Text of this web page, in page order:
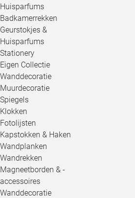
Huisparfums
Badkamerrekken
Geurstokjes &
Huisparfums
Stationery
Eigen Collectie
Wanddecoratie
Muurdecoratie
Spiegels
Klokken
Fotolijsten
Kapstokken & Haken
Wandplanken
Wandrekken
Magneetborden & -
accessoires
Wanddecoratie